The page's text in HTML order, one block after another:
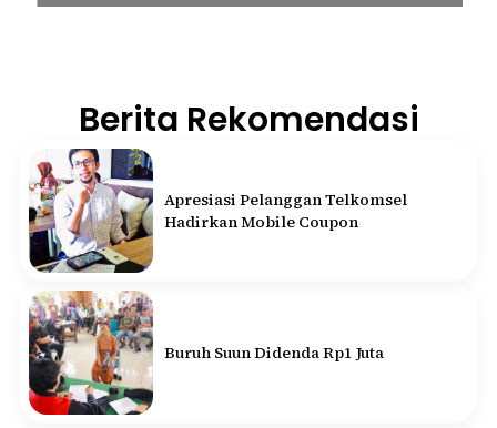
Berita Rekomendasi
Apresiasi Pelanggan Telkomsel
Hadirkan Mobile Coupon
Buruh Suun Didenda Rp1 Juta